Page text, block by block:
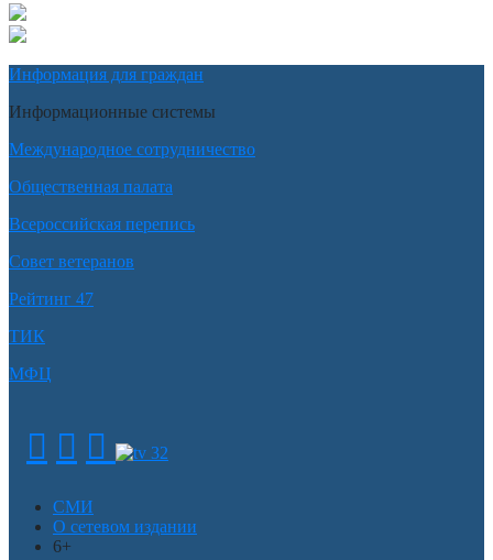
Информация для граждан
Информационные системы
Международное сотрудничество
Общественная палата
Всероссийская перепись
Совет ветеранов
Рейтинг 47
ТИК
МФЦ
СМИ
О сетевом издании
6+